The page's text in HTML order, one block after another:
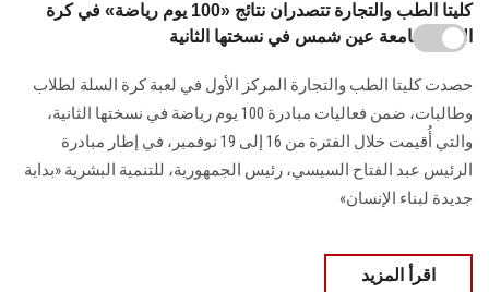
كليتا الطب والتجارة تتصدران نتائج «100 يوم رياضة» في كرة
السلة بجامعة عين شمس في نسختها الثانية
حصدت كليتا الطب والتجارة المركز الأول في لعبة كرة السلة لطلاب
وطالبات، ضمن فعاليات مبادرة 100 يوم رياضة في نسختها الثانية،
والتي أُقيمت خلال الفترة من 16 إلى 19 نوفمبر، في إطار مبادرة
الرئيس عبد الفتاح السيسي، رئيس الجمهورية، للتنمية البشرية «بداية
جديدة لبناء الإنسان»
اقرأ المزيد